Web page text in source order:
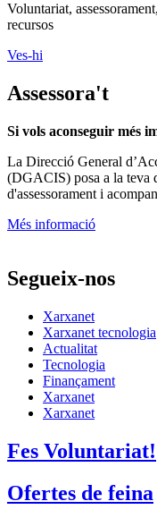
Voluntariat,
recursos
Ves-hi
Assessora't
Si vols aconseguir més
La Direcció General
(DGACIS) posa a la teva
d'assessorament i
Més informació
Segueix-nos
Xarxanet
Xarxanet tecnologia
Actualitat
Tecnologia
Finançament
Xarxanet
Xarxanet
Fes Voluntariat!
Ofertes de feina